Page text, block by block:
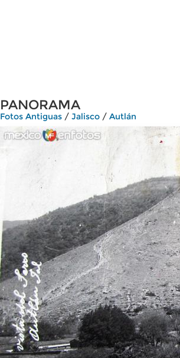
PANORAMA
Fotos Antiguas / Jalisco / Autlán